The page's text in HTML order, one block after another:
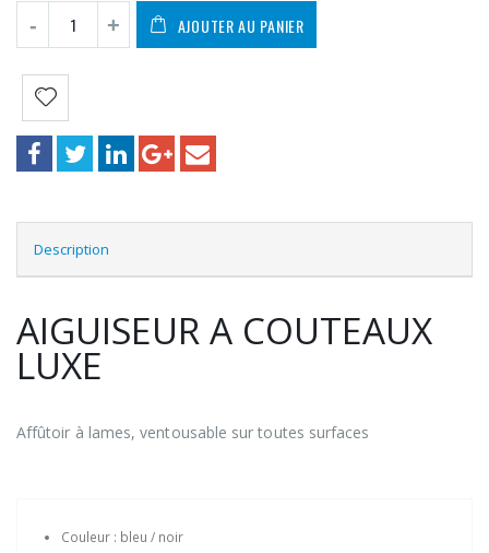
AJOUTER AU PANIER
Description
AIGUISEUR A COUTEAUX
LUXE
Affûtoir à lames, ventousable sur toutes surfaces
Couleur : bleu / noir